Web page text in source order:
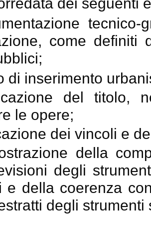
come definiti
di inserimento
del titolo,
le opere;
dei vincoli e
della
degli
e della coerenza
degli strumenti